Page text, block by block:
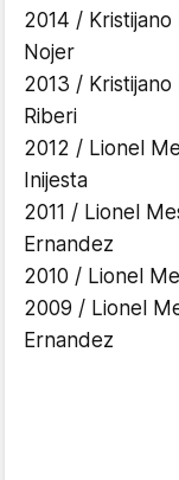
2014 /
Nojer
2013 /
Riberi
2012 / Lionel
Inijesta
2011 / Lionel
Ernandez
2010 / Lionel
2009 / Lionel
Ernandez